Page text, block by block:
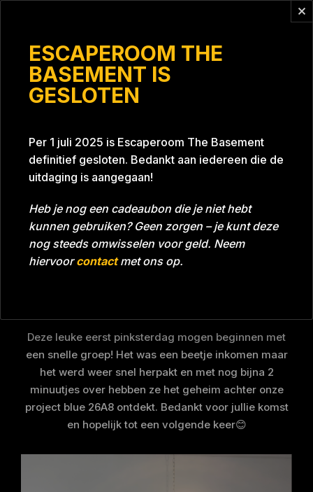
ESCAPEROOM THE
BASEMENT IS
GESLOTEN
Per 1 juli 2025 is Escaperoom The Basement
definitief gesloten. Bedankt aan iedereen die de
uitdaging is aangegaan!
Heb je nog een cadeaubon die je niet hebt
kunnen gebruiken? Geen zorgen – je kunt deze
nog steeds omwisselen voor geld. Neem
hiervoorcontactmet ons op.
Tijd 58:11 Datum 05-06-2022
Room Project Blue 26A8
Deze leuke eerst pinksterdag mogen beginnen met
een snelle groep! Het was een beetje inkomen maar
het werd weer snel herpakt en met nog bijna 2
minuutjes over hebben ze het geheim achter onze
project blue 26A8 ontdekt. Bedankt voor jullie komst
en hopelijk tot een volgende keer😊